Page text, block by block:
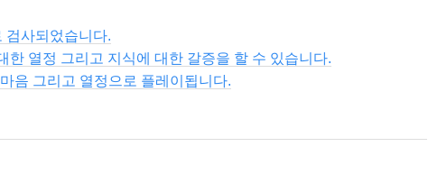
검사되었습니다.
한 열정 그리고 지식에 대한 갈증을 할 수 있습니다.
음 그리고 열정으로 플레이됩니다.